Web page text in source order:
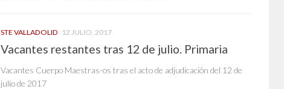
STE VALLADOLID 12 JULIO, 2017
Vacantes restantes tras 12 de julio. Primaria
Vacantes Cuerpo Maestras-os tras el acto de adjudicación del 12 de
julio de 2017